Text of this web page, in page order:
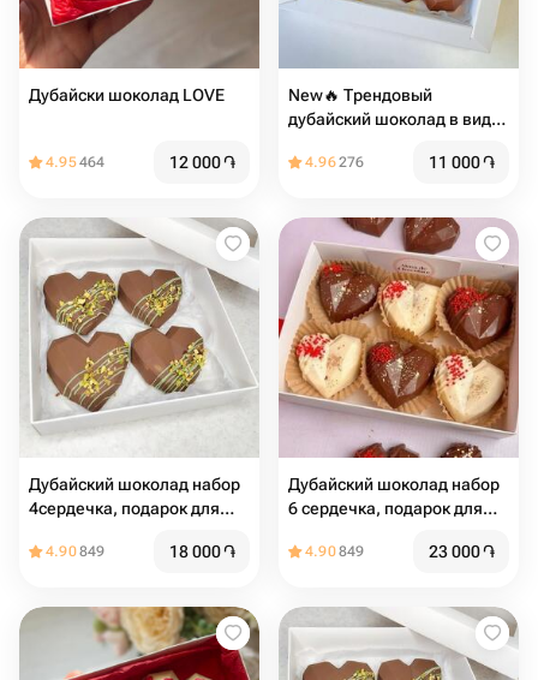
Дубайски шоколад LOVE
4.95464 12 000֏
New🔥 Трендовый
дубайский шоколад в виде
4.96276 11 000֏
Дубайский шоколад набор
4сердечка, подарок для
4.90849 18 000֏
Дубайский шоколад набор
6 сердечка, подарок для
4.90849 23 000֏